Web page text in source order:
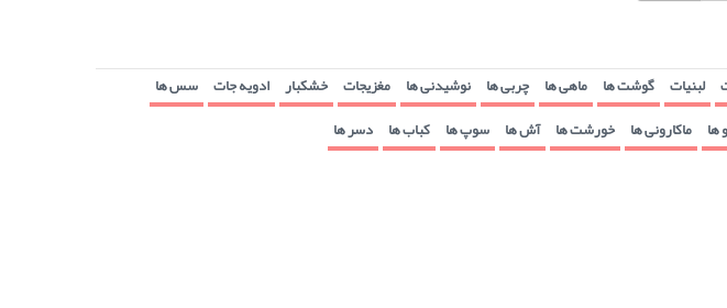
لبنیات گوشت ها ماهی ها چربی ها نوشیدنی ها مغزیجات خشکبار ادویه جات سس ها
ها ماکارونی ها خورشت ها آش ها سوپ ها کباب ها دسر ها